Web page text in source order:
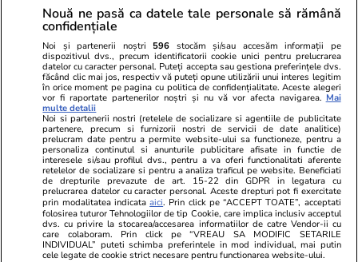
De ce a prezentat Cristina Dorobanțu jurnalul
de știri cu genunchii și coatele umflate. Ce s-a
întâmplat înainte să intre în direct la Kanal D
Citește mai multe
TRENDING
Știri Externe 08:19
Seceta extremă scoate la suprafață epave
ascunse de zeci de ani în Dunăre. Au reapărut
Nouă ne pasă ca datele tale personale să rămână
confidențiale
Noi și partenerii noștri 596 stocăm și/sau accesăm informații pe
dispozitivul dvs., precum identificatorii cookie unici pentru prelucrarea
datelor cu caracter personal. Puteți accepta sau gestiona preferințele dvs.
făcând clic mai jos, respectiv vă puteți opune utilizării unui interes legitim
în orice moment pe pagina cu politica de confidențialitate. Aceste alegeri
vor fi raportate partenerilor noștri și nu vă vor afecta navigarea. Mai
multe detalii
Noi si partenerii nostri (retelele de socializare si agentiile de publicitate
partenere, precum si furnizorii nostri de servicii de date analitice)
prelucram date pentru a permite website-ului sa functioneze, pentru a
personaliza continutul si anunturile publicitare afisate in functie de
interesele si/sau profilul dvs., pentru a va oferi functionalitati aferente
retelelor de socializare si pentru a analiza traficul pe website. Beneficiati
de drepturile prevazute de art. 15-22 din GDPR in legatura cu
prelucrarea datelor cu caracter personal. Aceste drepturi pot fi exercitate
prin modalitatea indicataaici. Prin click pe “ACCEPT TOATE”, acceptati
folosirea tuturor Tehnologiilor de tip Cookie, care implica inclusiv acceptul
dvs. cu privire la stocarea/accesarea informatiilor de catre Vendor-ii cu
care colaboram. Prin click pe “VREAU SA MODIFIC SETARILE
INDIVIDUAL” puteti schimba preferintele in mod individual, mai putin
cele legate de cookie strict necesare pentru functionarea website-ului.